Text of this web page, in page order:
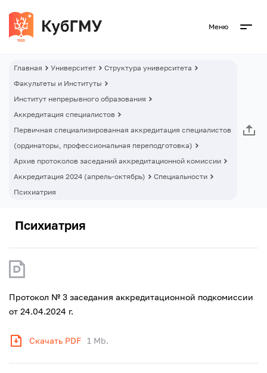
Меню
Главная Университет
Структура университета
Факультеты и Институты
Институт непрерывного образования
Аккредитация специалистов
Первичная специализированная аккредитация специалистов
(ординаторы, профессиональная переподготовка)
Архив протоколов заседаний аккредитационной комиссии
Аккредитация 2024 (апрель-октябрь)
Специальности
Психиатрия
Психиатрия
Протокол № 3 заседания аккредитационной подкомиссии
от 24.04.2024 г.
Скачать PDF 1 Mb.